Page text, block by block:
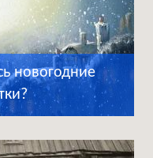
новогодние